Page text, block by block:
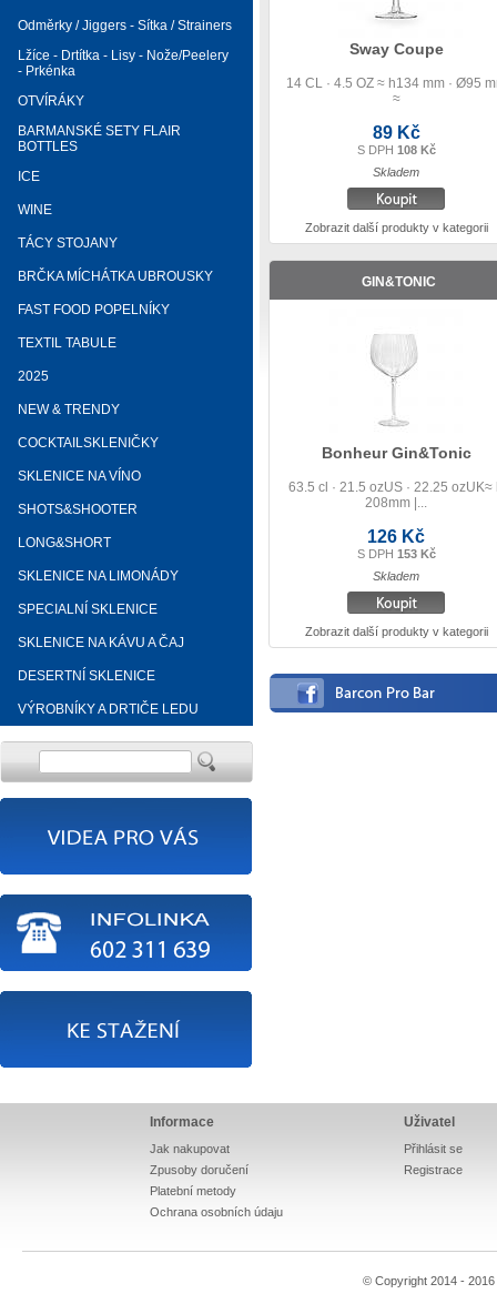
Odměrky / Jiggers - Sítka / Strainers
Lžíce - Drtítka - Lisy - Nože/Peelery
- Prkénka
OTVÍRÁKY
BARMANSKÉ SETY FLAIR
BOTTLES
ICE
WINE
TÁCY STOJANY
BRČKA MÍCHÁTKA UBROUSKY
FAST FOOD POPELNÍKY
TEXTIL TABULE
2025
NEW & TRENDY
COCKTAILSKLENIČKY
SKLENICE NA VÍNO
SHOTS&SHOOTER
LONG&SHORT
SKLENICE NA LIMONÁDY
SPECIALNÍ SKLENICE
SKLENICE NA KÁVU A ČAJ
DESERTNÍ SKLENICE
VÝROBNÍKY A DRTIČE LEDU
Sway Coupe
14 CL · 4.5 OZ ≈ h134 mm · Ø95
≈
89 Kč
S DPH 108 Kč
Skladem
Zobrazit další produkty v kategorii
GIN&TONIC
Bonheur Gin&Tonic
63.5 cl · 21.5 ozUS · 22.25 ozUK≈
208mm |...
126 Kč
S DPH 153 Kč
Skladem
Zobrazit další produkty v kategorii
Informace
Jak nakupovat
Zpusoby doručení
Platební metody
Ochrana osobních údaju
Uživatel
Přihlásit se
Registrace
© Copyright 2014 - 2016